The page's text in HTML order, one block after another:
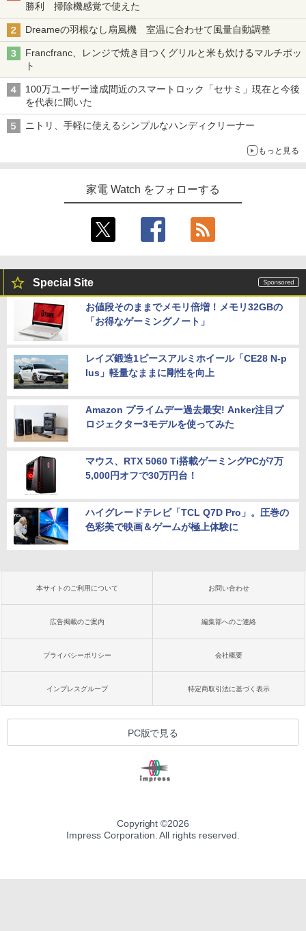
勝利 掃除機感覚で使えた
Dreameの羽根なし扇風機 室温に合わせて風量自動調整
Francfranc、レンジで焼き目つくグリルと米も炊けるマルチポッ
ト
100万ユーザー達成間近のスマートロック「セサミ」現在と今後
を代表に聞いた
ニトリ、手軽に使えるシンプルなハンディクリーナー
もっと見る
家電 Watch をフォローする
Special Site
お値段そのままでメモリ倍増！メモリ32GBの
「お得なゲーミングノート」
レイズ鍛造1ピースアルミホイール「CE28 N-p
lus」軽量なままに剛性を向上
Amazon プライムデー過去最安! Anker注目プ
ロジェクター3モデルを使ってみた
マウス、RTX 5060 Ti搭載ゲーミングPCが7万
5,000円オフで30万円台！
ハイグレードテレビ「TCL Q7D Pro」。圧巻の
色彩美で映画＆ゲームが極上体験に
本サイトのご利用について お問い合わせ
広告掲載のご案内 編集部へのご連絡
プライバシーポリシー 会社概要
インプレスグループ 特定商取引法に基づく表示
PC版で見る
Copyright ©2026
Impress Corporation. All rights reserved.